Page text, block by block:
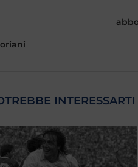
INTERESSARTI